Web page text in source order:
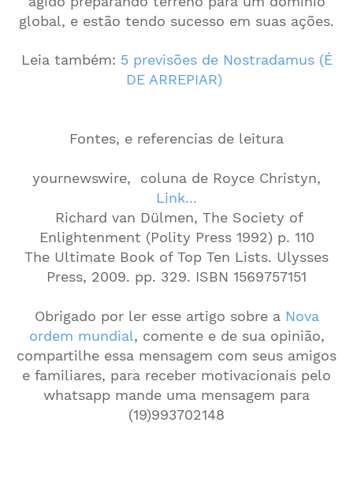
global, e estão tendo sucesso em suas ações.
Leia também: 5 previsões de Nostradamus (É
DE ARREPIAR)
Fontes, e referencias de leitura
yournewswire, coluna de Royce Christyn,
Link...
Richard van Dülmen, The Society of
Enlightenment (Polity Press 1992) p. 110
The Ultimate Book of Top Ten Lists. Ulysses
Press, 2009. pp. 329. ISBN 1569757151
Obrigado por ler esse artigo sobre a Nova
ordem mundial, comente e de sua opinião,
compartilhe essa mensagem com seus amigos
e familiares, para receber motivacionais pelo
whatsapp mande uma mensagem para
(19)993702148